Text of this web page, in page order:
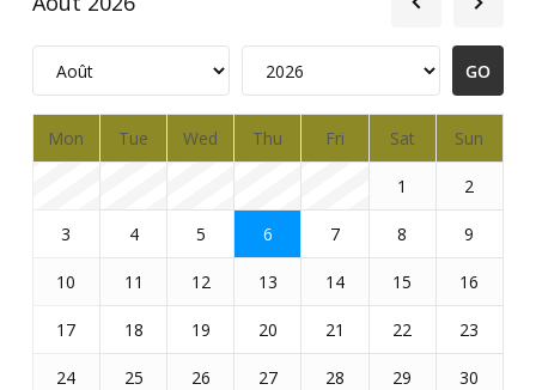
Mon Tue Wed Thu Fri Sat Sun
1 2
3 4 5 6 7 8 9
10 11 12 13 14 15 16
17 18 19 20 21 22 23
24 25 26 27 28 29 30